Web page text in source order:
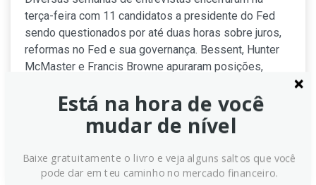
terça-feira com 11 candidatos a presidente do Fed
sendo questionados por até duas horas sobre juros,
reformas no Fed e sua governança. Bessent, Hunter
McMaster e Francis Browne apuraram posições,
Waller e Hassett, com Rieder elogiado pelas
Está na hora de você
mudar de nível
Baixe gratuitamente o livro e veja alguns saltos que você
pode dar em teu caminho no mercado financeiro.